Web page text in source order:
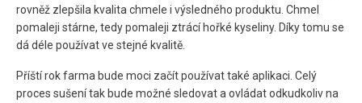
rovněž zlepšila kvalita chmele i výsledného produktu. Chmel
pomaleji stárne, tedy pomaleji ztrácí hořké kyseliny. Díky tomu se
dá déle používat ve stejné kvalitě.
Příští rok farma bude moci začít používat také aplikaci. Celý
proces sušení tak bude možné sledovat a ovládat odkudkoliv na